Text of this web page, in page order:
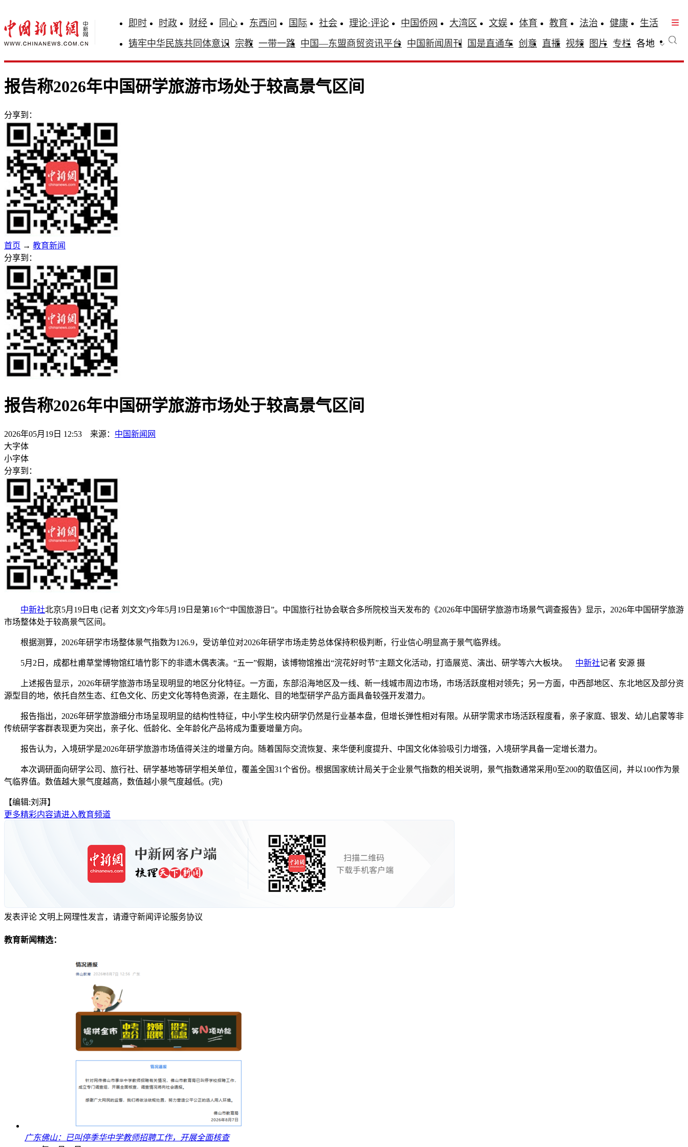
即时 时政 财经 同心 东西问 国际 社会 理论·评论 中国侨网 大湾区 文娱 体育 教育 法治 健康
生活
铸牢中华民族共同体意识 宗教 一带一路 中国—东盟商贸资讯平台 中国新闻周刊 国是直通车 创意 直播 视频 图片 专栏 各地
报告称2026年中国研学旅游市场处于较高景气区间
分享到：
首页 → 教育新闻
分享到：
报告称2026年中国研学旅游市场处于较高景气区间
2026年05月19日 12:53 来源： 中国新闻网
大字体
小字体
分享到：
中新社北京5月19日电 (记者 刘文文)今年5月19日是第16个“中国旅游日”。中国旅行社协会联合多所院校当天发布的《2026年中国研学旅游市场景气调查报告》显示，2026年中国研学旅游
市场整体处于较高景气区间。
根据测算，2026年研学市场整体景气指数为126.9，受访单位对2026年研学市场走势总体保持积极判断，行业信心明显高于景气临界线。
5月2日，成都杜甫草堂博物馆红墙竹影下的非遗木偶表演。“五一”假期，该博物馆推出“浣花好时节”主题文化活动，打造展览、演出、研学等六大板块。 中新社记者 安源 摄
上述报告显示，2026年研学旅游市场呈现明显的地区分化特征。一方面，东部沿海地区及一线、新一线城市周边市场，市场活跃度相对领先；另一方面，中西部地区、东北地区及部分资
源型目的地，依托自然生态、红色文化、历史文化等特色资源，在主题化、目的地型研学产品方面具备较强开发潜力。
报告指出，2026年研学旅游细分市场呈现明显的结构性特征，中小学生校内研学仍然是行业基本盘，但增长弹性相对有限。从研学需求市场活跃程度看，亲子家庭、银发、幼儿启蒙等非
传统研学客群表现更为突出，亲子化、低龄化、全年龄化产品将成为重要增量方向。
报告认为，入境研学是2026年研学旅游市场值得关注的增量方向。随着国际交流恢复、来华便利度提升、中国文化体验吸引力增强，入境研学具备一定增长潜力。
本次调研面向研学公司、旅行社、研学基地等研学相关单位，覆盖全国31个省份。根据国家统计局关于企业景气指数的相关说明，景气指数通常采用0至200的取值区间，并以100作为景
气临界值。数值越大景气度越高，数值越小景气度越低。(完)
【编辑:刘湃】
更多精彩内容请进入教育频道
发表评论 文明上网理性发言，请遵守新闻评论服务协议
教育新闻精选：
广东佛山：已叫停季华中学教师招聘工作，开展全面核查